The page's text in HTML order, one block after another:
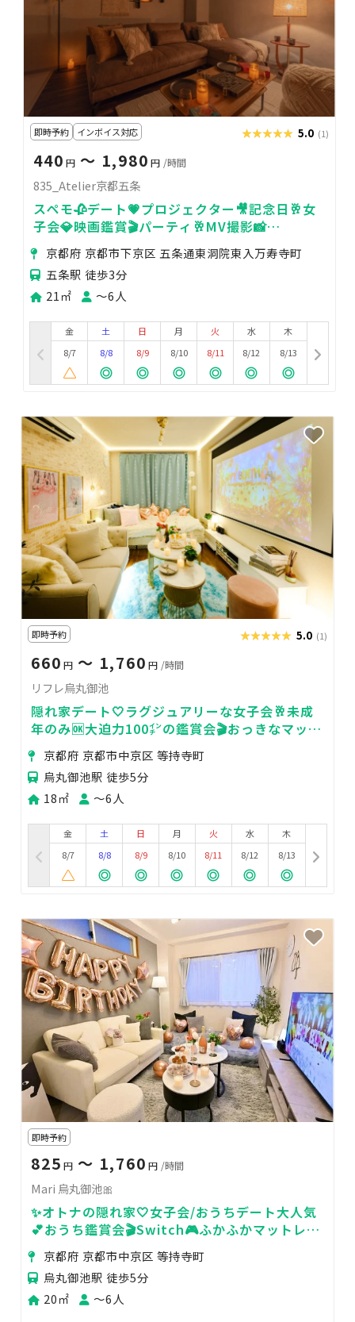
即時予約 インボイス対応 ★★★★★
★★★★★ 5.0 (1)
440 円〜 1,980 円 /時間
835_Atelier京都五条
スペモ🥀デート💗プロジェクター🎥記念日🥂女
子会💎映画鑑賞🎬️パーティ🥂MV撮影📸
835_Atelier京都五条
京都府 京都市下京区 五条通東洞院東入万寿寺町
五条駅 徒歩3分
21㎡
〜6人
金
8/7
土
8/8
日
8/9
月
8/10
火
8/11
水
8/12
木
8/13
即時予約 ★★★★★
★★★★★ 5.0 (1)
660 円 〜 1,760 円 /時間
リフレ烏丸御池
隠れ家デート🤍ラグジュアリーな女子会🥂未成
年のみ🆗️大迫力100㌅の鑑賞会🎬おっきなマット
レスでごろごろ～🛏️２回目以降２割引🎁
京都府 京都市中京区 等持寺町
烏丸御池駅 徒歩5分
18㎡
〜6人
金
8/7
土
8/8
日
8/9
月
8/10
火
8/11
水
8/12
木
8/13
即時予約
825 円 〜 1,760 円 /時間
Mari 烏丸御池🎀
✨オトナの隠れ家🤍女子会/おうちデート大人気
💕おうち鑑賞会🎬Switch🎮ふかふかマットレス
🛏現役コンシェルジュ運営✨２回目以降２割引
🎁京都府 京都市中京区 等持寺町
烏丸御池駅 徒歩5分
20㎡
〜6人